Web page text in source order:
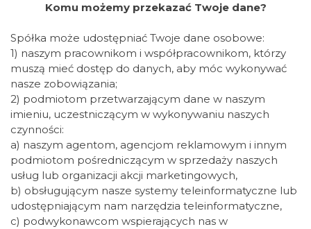
Komu możemy przekazać Twoje dane?
Spółka może udostępniać Twoje dane osobowe:
1) naszym pracownikom i współpracownikom, którzy
muszą mieć dostęp do danych, aby móc wykonywać
nasze zobowiązania;
2) podmiotom przetwarzającym dane w naszym
imieniu, uczestniczącym w wykonywaniu naszych
czynności:
a) naszym agentom, agencjom reklamowym i innym
podmiotom pośredniczącym w sprzedaży naszych
usług lub organizacji akcji marketingowych,
b) obsługującym nasze systemy teleinformatyczne lub
udostępniającym nam narzędzia teleinformatyczne,
c) podwykonawcom wspierających nas w